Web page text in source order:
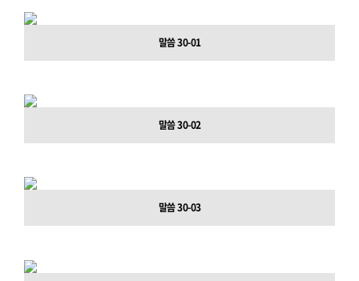
말씀 30-01
말씀 30-02
말씀 30-03